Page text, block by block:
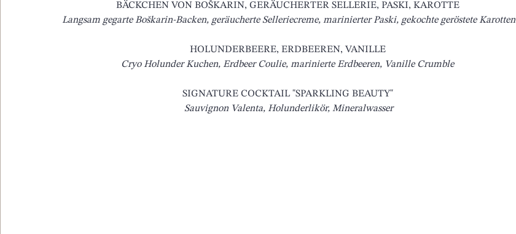
BÄCKCHEN VON BOŠKARIN, GERÄUCHERTER SELLERIE, PASKI, KAROTTE
Langsam gegarte Boškarin-Backen, geräucherte Selleriecreme, marinierter Paski, gekochte geröstete Karotten
HOLUNDERBEERE, ERDBEEREN, VANILLE
Cryo Holunder Kuchen, Erdbeer Coulie, marinierte Erdbeeren, Vanille Crumble
SIGNATURE COCKTAIL "SPARKLING BEAUTY"
Sauvignon Valenta, Holunderlikör, Mineralwasser